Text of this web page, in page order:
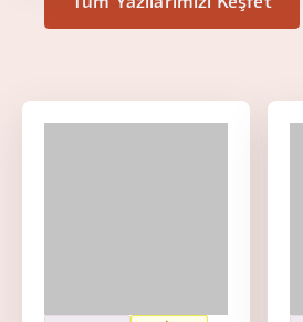
Tüm Yazılarımızı Keşfet